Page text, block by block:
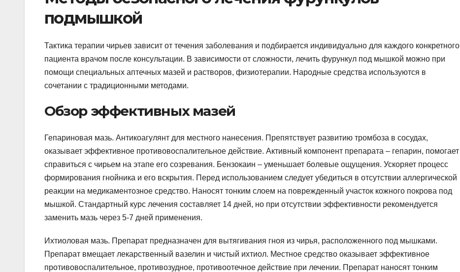
подмышкой
Тактика терапии чирьев зависит от течения заболевания и подбирается индивидуально для каждого конкретного
пациента врачом после консультации. В зависимости от сложности, лечить фурункул под мышкой можно при
помощи специальных аптечных мазей и растворов, физиотерапии. Народные средства используются в
сочетании с традиционными методами.
Обзор эффективных мазей
Гепариновая мазь. Антикоагулянт для местного нанесения. Препятствует развитию тромбоза в сосудах,
оказывает эффективное противовоспалительное действие. Активный компонент препарата – гепарин, помогает
справиться с чирьем на этапе его созревания. Бензокаин – уменьшает болевые ощущения. Ускоряет процесс
формирования гнойника и его вскрытия. Перед использованием следует убедиться в отсутствии аллергической
реакции на медикаментозное средство. Наносят тонким слоем на поврежденный участок кожного покрова под
мышкой. Стандартный курс лечения составляет 14 дней, но при отсутствии эффективности рекомендуется
заменить мазь через 5-7 дней применения.
Ихтиоловая мазь. Препарат предназначен для вытягивания гноя из чирья, расположенного под мышками.
Препарат вмещает лекарственный вазелин и чистый ихтиол. Местное средство оказывает эффективное
противовоспалительное, противозудное, противоотечное действие при лечении. Препарат наносят тонким